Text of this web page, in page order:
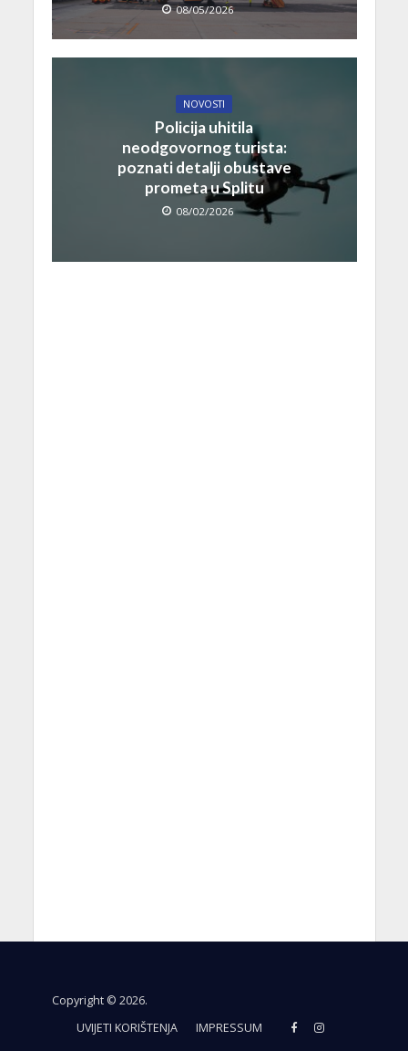
08/05/2026
NOVOSTI
Policija uhitila
neodgovornog turista:
poznati detalji obustave
prometa u Splitu
08/02/2026
Copyright © 2026.
UVIJETI KORIŠTENJA
IMPRESSUM